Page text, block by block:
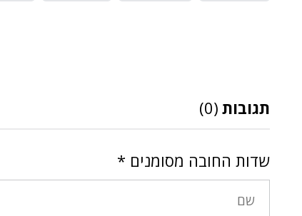
תגובות (0)
שדות החובה מסומנים *